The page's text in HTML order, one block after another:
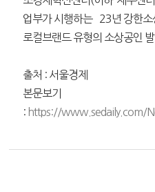
업부가 시행하는 `23년 강한
로컬브랜드 유형의 소상공인
출처 : 서울경제
본문보기
: https://www.sedaily.com/